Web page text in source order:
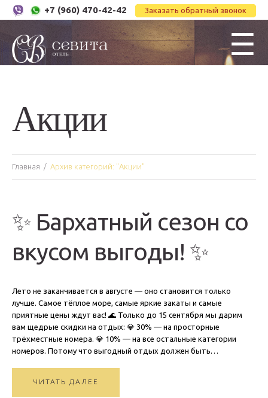
Заказать обратный звонок
+7 (960) 470-42-42
☰
Акции
Главная Архив категорий: "Акции"
✨ Бархатный сезон со
вкусом выгоды! ✨
Лето не заканчивается в августе — оно становится только
лучше. Самое тёплое море, самые яркие закаты и самые
приятные цены ждут вас! 🌊 Только до 15 сентября мы дарим
вам щедрые скидки на отдых: 💎 30% — на просторные
трёхместные номера. 💎 10% — на все остальные категории
номеров. Потому что выгодный отдых должен быть…
ЧИТАТЬ ДАЛЕЕ